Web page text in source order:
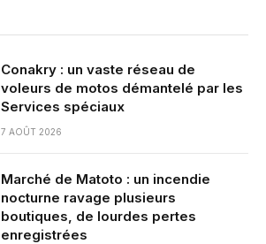
Conakry : un vaste réseau de
voleurs de motos démantelé par les
Services spéciaux
7 AOÛT 2026
Marché de Matoto : un incendie
nocturne ravage plusieurs
boutiques, de lourdes pertes
enregistrées